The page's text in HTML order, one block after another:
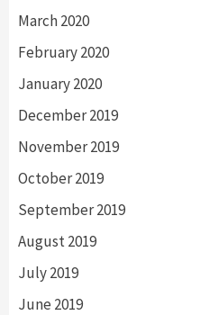
March 2020
February 2020
January 2020
December 2019
November 2019
October 2019
September 2019
August 2019
July 2019
June 2019